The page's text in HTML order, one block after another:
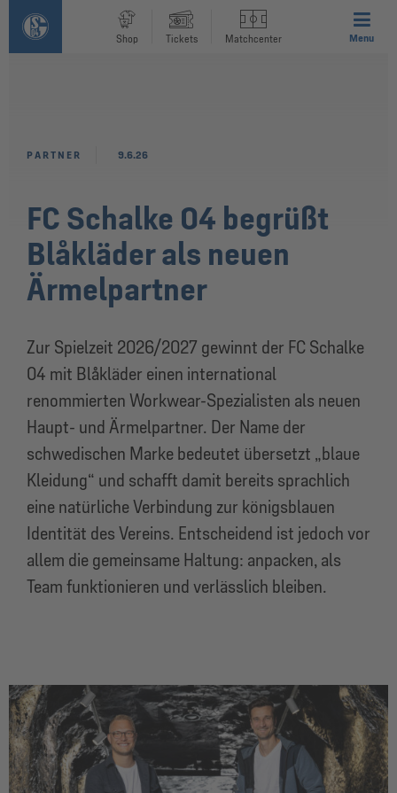
Shop Tickets Matchcenter Menu
FC Schalke 04 begrüßt
Blåkläder als neuen
Ärmelpartner
Zur Spielzeit 2026/2027 gewinnt der FC Schalke
04 mit Blåkläder einen international
renommierten Workwear-Spezialisten als neuen
Haupt- und Ärmelpartner. Der Name der
schwedischen Marke bedeutet übersetzt „blaue
Kleidung“ und schafft damit bereits sprachlich
eine natürliche Verbindung zur königsblauen
Identität des Vereins. Entscheidend ist jedoch vor
allem die gemeinsame Haltung: anpacken, als
Team funktionieren und verlässlich bleiben.
PARTNER 9.6.26